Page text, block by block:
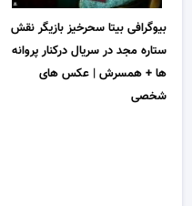
بیوگرافی بیتا سحرخیز بازیگر نقش
ستاره مجد در سریال درکنار پروانه
ها + همسرش | عکس های
شخصی